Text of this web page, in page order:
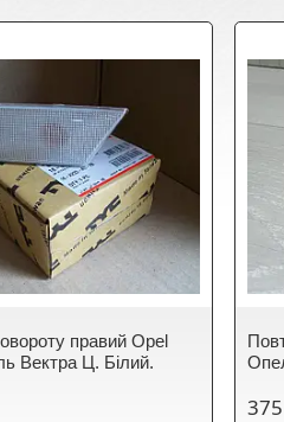
правий Opel
Вектра Ц. Білий.